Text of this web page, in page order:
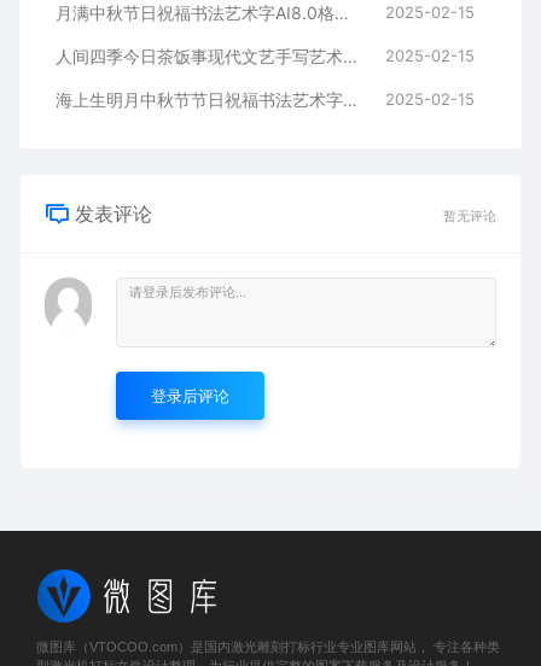
月满中秋节日祝福书法艺术字AI8.0格式激光打标文件通用矢量图 2025-02-15
人间四季今日茶饭事现代文艺手写艺术字AI8.0格式激光打标文件通用矢量图 2025-02-15
海上生明月中秋节节日祝福书法艺术字AI8.0格式激光打标文件通用矢量图 2025-02-15
发表评论 暂无评论
登录后评论
微图库（VTOCOO.com）是国内激光雕刻打标行业专业图库网站， 专注各种类